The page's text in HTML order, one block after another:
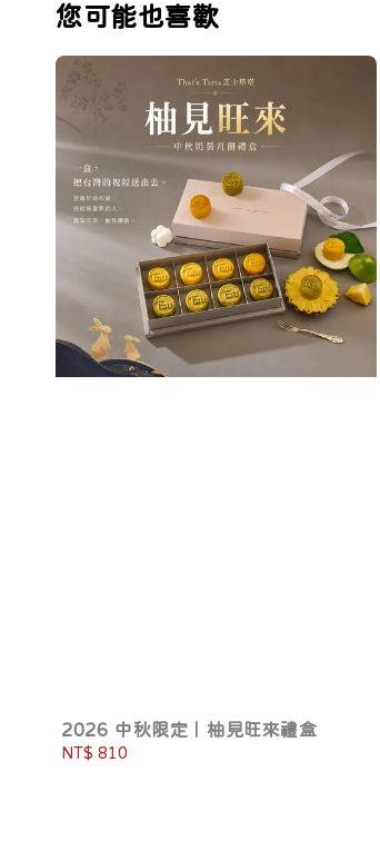
您可能也喜歡
2026 中秋限定｜柚見旺來禮盒
Regular
NT$ 810